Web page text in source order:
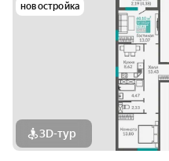
новостройка
3D-тур